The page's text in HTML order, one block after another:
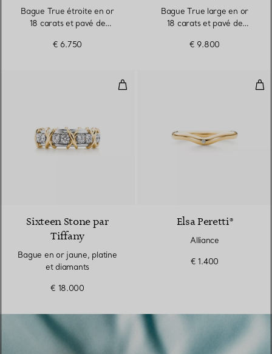
Bague True étroite en or
18 carats et pavé de
€ 6.750
Bague True large en or
18 carats et pavé de
€ 9.800
Bague en or jaune, platine et
Sixteen Stone par
Tiffany
Bague en or jaune, platine
et diamants
€ 18.000
Elsa Peretti®
Alliance
€ 1.400